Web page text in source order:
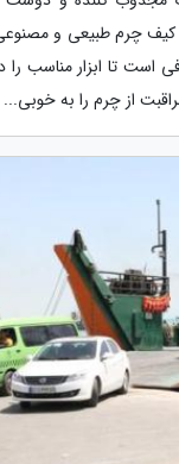
کیف چرم طبیعی و
تا ابزار مناسب را
از چرم را به خوبی...